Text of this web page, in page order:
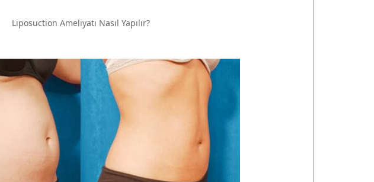
Liposuction Ameliyatı Nasıl Yapılır?